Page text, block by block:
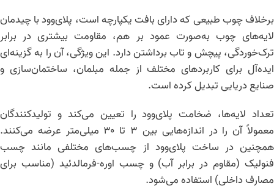
برخلاف چوب طبیعی که دارای بافت یکپارچه است، پلای‌وود با چیدمان
لایه‌های چوب به‌صورت عمود بر هم، مقاومت بیشتری در برابر
ترک‌خوردگی، پیچش و تاب برداشتن دارد. این ویژگی، آن را به گزینه‌ای
ایده‌آل برای کاربردهای مختلف از جمله مبلمان، ساختمان‌سازی و
صنایع دریایی تبدیل کرده است.
تعداد لایه‌ها، ضخامت پلای‌وود را تعیین می‌کند و تولیدکنندگان
معمولاً آن را در اندازه‌هایی بین ۳ تا ۳۰ میلی‌متر عرضه می‌کنند.
همچنین در ساخت پلای‌وود از چسب‌های مختلفی مانند چسب
فنولیک (مقاوم در برابر آب) و چسب اوره-فرمالدئید (مناسب برای
مصارف داخلی) استفاده می‌شود.